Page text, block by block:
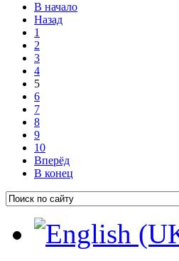
В начало
Назад
1
2
3
4
5
6
7
8
9
10
Вперёд
В конец